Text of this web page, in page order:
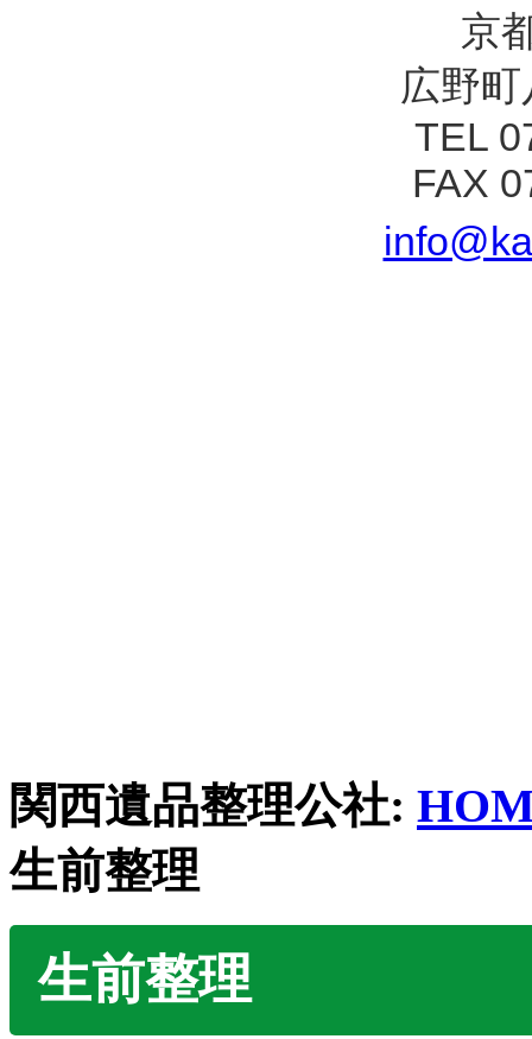
京
広野
TEL
FAX
関西遺品整理公社:
生前整理
生前整理